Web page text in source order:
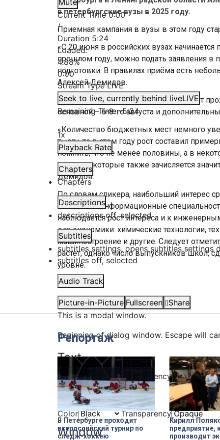
Mute
Current Time0:00
/
Duration 5:24
Loaded:
4.88%
0:00
Stream TypeLIVE
Seek to live, currently behind liveLIVE
Remaining Time-5:24
1x
Playback Rate
Chapters
Chapters
Descriptions
descriptions off, selected
Subtitles
subtitles settings, opens subtitles settings
subtitles off, selected
Audio Track
Picture-in-Picture Fullscreen
Share
This is a modal window.
Beginning of dialog window. Escape will
Text
Color Transparency
Background
Color Transparency
Window
в петербургские вузы в 2025 году.
Приемная кампания в вузы в этом году
«С 20 июня в российских вузах
прошлом году, можно подать заявления в
подготовки. В правилах приёма есть
Алексей Демидов.
При этом зачисление в этом году будет
основной – 6-8-го августа и
«Количество бюджетных мест немного
тысяч, то в этом году рост составил
помнить, что не менее половины, а в
места, на которые также зачисляется
Демидов.
По словам спикера, наибольший интерес
вызывают информационные
наблюдается рост интереса и к
для экономики: химические технологии,
машиностроение и другие. Следует
растет, однако число выпускников школ,
уровне.
Репортаж
В Петербурге проходит
всероссийский турнир по
следж-хоккею
Кирилл
предприятие,
производит